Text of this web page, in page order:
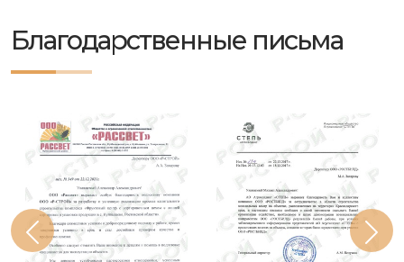
Благодарственные письма